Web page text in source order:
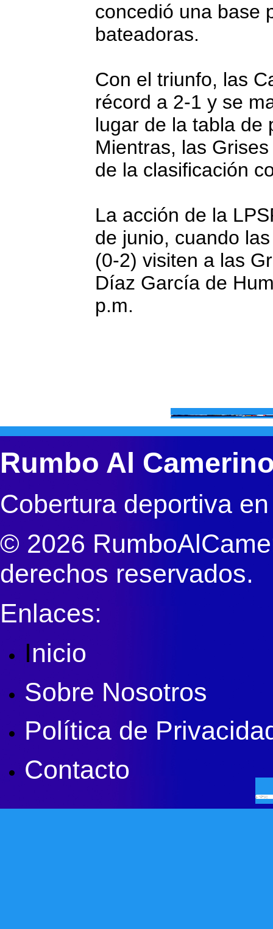
concedió una base
bateadoras.
Con el triunfo, las
récord a 2-1 y se
lugar de la tabla de
Mientras, las
de la clasificación
La acción de la
de junio, cuando
(0-2) visiten a las
Díaz García de
p.m.
Rumbo Al
Cobertura deportiva
© 2026
derechos reservados.
Enlaces:
Inicio
Sobre Nosotros
Política de
Contacto